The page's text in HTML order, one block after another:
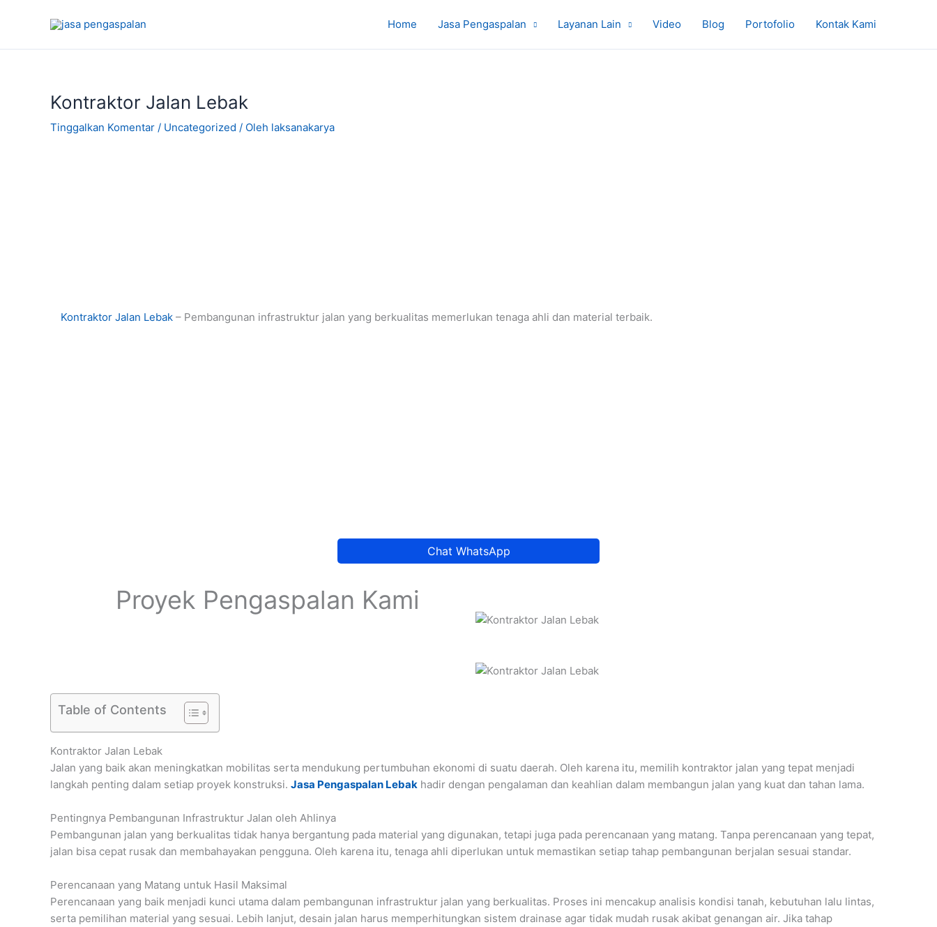
Home Jasa Pengaspalan Layanan Lain Video Blog Portofolio Kontak Kami
Kontraktor Jalan Lebak
Tinggalkan Komentar / Uncategorized / Oleh laksanakarya
Kontraktor Jalan Lebak – Pembangunan infrastruktur jalan yang berkualitas memerlukan tenaga ahli dan material terbaik.
Chat WhatsApp
Proyek Pengaspalan Kami
Table of Contents
Kontraktor Jalan Lebak
Jalan yang baik akan meningkatkan mobilitas serta mendukung pertumbuhan ekonomi di suatu daerah. Oleh karena itu, memilih kontraktor jalan yang tepat menjadi
langkah penting dalam setiap proyek konstruksi. Jasa Pengaspalan Lebak hadir dengan pengalaman dan keahlian dalam membangun jalan yang kuat dan tahan lama.
Pentingnya Pembangunan Infrastruktur Jalan oleh Ahlinya
Pembangunan jalan yang berkualitas tidak hanya bergantung pada material yang digunakan, tetapi juga pada perencanaan yang matang. Tanpa perencanaan yang tepat,
jalan bisa cepat rusak dan membahayakan pengguna. Oleh karena itu, tenaga ahli diperlukan untuk memastikan setiap tahap pembangunan berjalan sesuai standar.
Perencanaan yang Matang untuk Hasil Maksimal
Perencanaan yang baik menjadi kunci utama dalam pembangunan infrastruktur jalan yang berkualitas. Proses ini mencakup analisis kondisi tanah, kebutuhan lalu lintas,
serta pemilihan material yang sesuai. Lebih lanjut, desain jalan harus memperhitungkan sistem drainase agar tidak mudah rusak akibat genangan air. Jika tahap